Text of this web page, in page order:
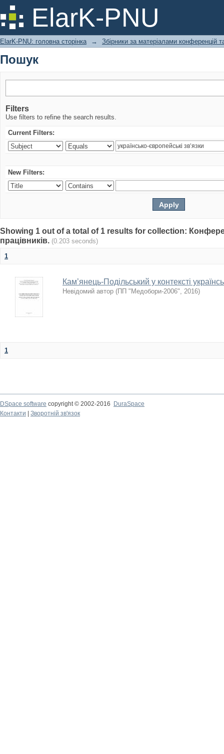
ElarK-PNU
Пошук
ElarK-PNU: головна сторінка → Збірники за матеріалами конференцій
Пошук
Filters
Use filters to refine the search results.
Current Filters:
New Filters:
Showing 1 out of a total of 1 results for collection:
працівників. (0.203 seconds)
1
Кам’янець-Подільський у контексті
Невідомий автор (ПП "Медобори-2006", 2016)
1
DSpace software copyright © 2002-2016
DuraSpace
Контакти
Зворотній зв'язок